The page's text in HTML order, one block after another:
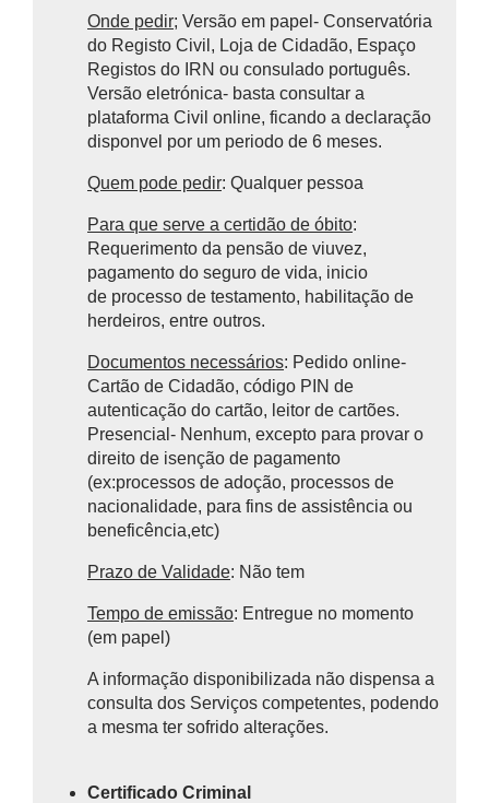
Onde pedir; Versão em papel- Conservatória
do Registo Civil, Loja de Cidadão, Espaço
Registos do IRN ou consulado português.
Versão eletrónica- basta consultar a
plataforma Civil online, ficando a declaração
disponvel por um periodo de 6 meses.
Quem pode pedir: Qualquer pessoa
Para que serve a certidão de óbito:
Requerimento da pensão de viuvez,
pagamento do seguro de vida, inicio
de processo de testamento, habilitação de
herdeiros, entre outros.
Documentos necessários: Pedido online-
Cartão de Cidadão, código PIN de
autenticação do cartão, leitor de cartões.
Presencial- Nenhum, excepto para provar o
direito de isenção de pagamento
(ex:processos de adoção, processos de
nacionalidade, para fins de assistência ou
beneficência,etc)
Prazo de Validade: Não tem
Tempo de emissão: Entregue no momento
(em papel)
A informação disponibilizada não dispensa a
consulta dos Serviços competentes, podendo
a mesma ter sofrido alterações.
Certificado Criminal